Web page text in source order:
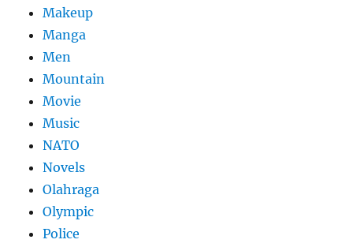
Makeup
Manga
Men
Mountain
Movie
Music
NATO
Novels
Olahraga
Olympic
Police